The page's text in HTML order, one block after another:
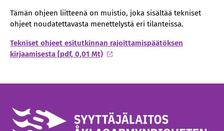
Tämän ohjeen liitteenä on muistio, joka sisältää tekniset
ohjeet noudatettavasta menettelystä eri tilanteissa.
Tekniset ohjeet esitutkinnan rajoittamispäätöksen
kirjaamisesta [pdf, 0,01 Mt)